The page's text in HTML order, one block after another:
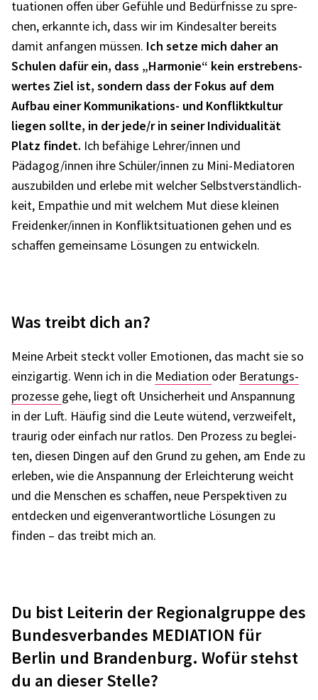
tua­tio­nen offen über Gefühle und Bedürf­nisse zu spre­
chen, erkannte ich, dass wir im Kindes­al­ter bereits
damit anfan­gen müssen. Ich setze mich daher an
Schu­len dafür ein, dass „Harmo­nie“ kein erstre­bens­
wer­tes Ziel ist, sondern dass der Fokus auf dem
Aufbau einer Kommu­ni­ka­ti­ons- und Konflikt­kul­tur
liegen sollte, in der jede/r in seiner Indi­vi­dua­li­tät
Platz findet. Ich befä­hige Lehrer/innen und
Pädagog/innen ihre Schüler/innen zu Mini-Media­to­ren
auszu­bil­den und erlebe mit welcher Selbst­ver­ständ­lich­
keit, Empa­thie und mit welchem Mut diese klei­nen
Freidenker/innen in Konflikt­si­tua­tio­nen gehen und es
schaf­fen gemein­same Lösun­gen zu entwi­ckeln.
Was treibt dich an?
Meine Arbeit steckt voller Emotio­nen, das macht sie so
einzig­ar­tig. Wenn ich in die Media­tion oder Bera­tungs­
pro­zesse gehe, liegt oft Unsi­cher­heit und Anspan­nung
in der Luft. Häufig sind die Leute wütend, verzwei­felt,
trau­rig oder einfach nur ratlos. Den Prozess zu beglei­
ten, diesen Dingen auf den Grund zu gehen, am Ende zu
erle­ben, wie die Anspan­nung der Erleich­te­rung weicht
und die Menschen es schaf­fen, neue Perspek­ti­ven zu
entde­cken und eigen­ver­ant­wort­li­che Lösun­gen zu
finden – das treibt mich an.
Du bist Leite­rin der Regio­nal­gruppe des
Bundes­ver­ban­des MEDIA­TION für
Berlin und Bran­den­burg. Wofür stehst
du an dieser Stelle?